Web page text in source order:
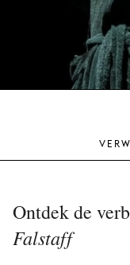
Ontdek de
Falstaff